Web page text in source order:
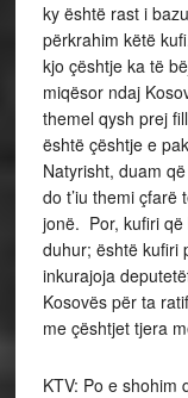
ky është rast i
përkrahim këtë
kjo çështje ka të
miqësor ndaj
themel qysh prej
është çështje e
Natyrisht, duam
do t’iu themi
jonë. Por, kufiri që
duhur; është kufiri
inkurajoja
Kosovës për ta
me çështjet tjera
KTV: Po e shohim